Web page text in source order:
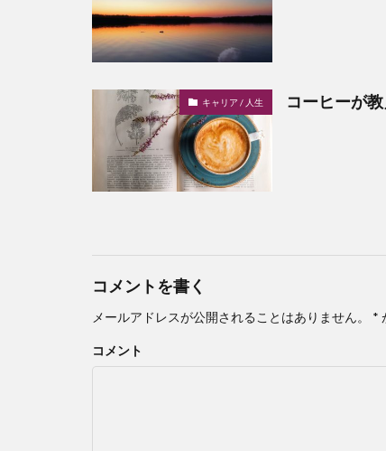
キャリア / 人生 コーヒーが
コメントを書く
メールアドレスが公開されることはありません。 *
コメント